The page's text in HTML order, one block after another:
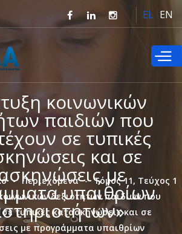
προς το
κυρίως
περιεχόμενο
EL EN
κοινωνικών
παιδιών που
σε τυπικές
και σε
με
υπαιθρίων
Περιεχόμενα
Τόμος 11, Τεύχος 1
δεξιοτήτων παιδιών που
τυπικές κατασκηνώσεις και σε
με προγράμματα υπαιθρίων